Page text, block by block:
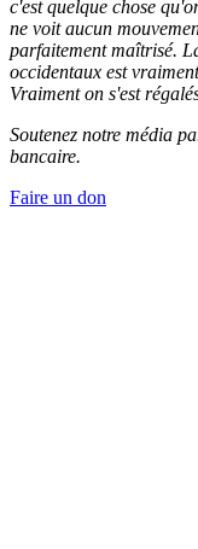
c'est quelque chose
ne voit aucun
parfaitement maîtrisé.
occidentaux est
Vraiment on s'est
Soutenez notre média
bancaire.
Faire un don